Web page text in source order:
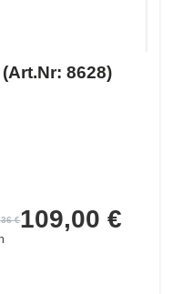
8628)
€109,00 €